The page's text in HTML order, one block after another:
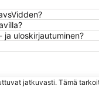
ja uloskirjautuminen?
jatkuvasti. Tämä